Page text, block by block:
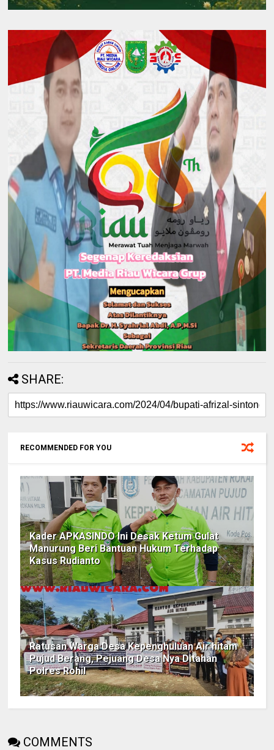
SHARE:
RECOMMENDED FOR YOU
Kader APKASINDO Ini Desak Ketum Gulat
Manurung Beri Bantuan Hukum Terhadap
Kasus Rudianto
Ratusan Warga Desa Kepenghuluan Air hitam
Pujud Berang, Pejuang Desa Nya Ditahan
Polres Rohil
COMMENTS